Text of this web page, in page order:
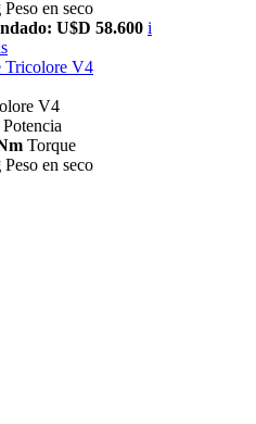
Peso en seco
U$D 58.600 i
Tricolore V4
V4
Potencia
Torque
Peso en seco